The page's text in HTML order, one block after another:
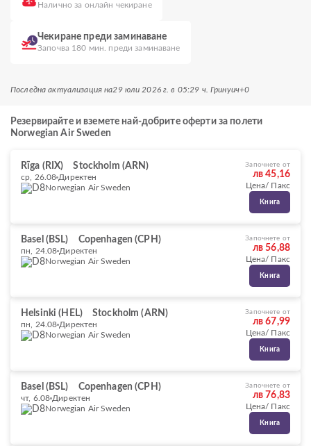
Налично за онлайн чекиране
Чекиране преди заминаване
Започва 180 мин. преди заминаване
Последна актуализация на29 юли 2026 г. в 05:29 ч. Гринуич+0
Резервирайте и вземете най-добрите оферти за полети
Norwegian Air Sweden
Rīga (RIX) Stockholm (ARN)
ср, 26.08 Директен
Norwegian Air Sweden
Започнете от
лв 45,16
Цена/ Пакс
Книга
Basel (BSL) Copenhagen (CPH)
пн, 24.08 Директен
Norwegian Air Sweden
Започнете от
лв 56,88
Цена/ Пакс
Книга
Helsinki (HEL) Stockholm (ARN)
пн, 24.08 Директен
Norwegian Air Sweden
Започнете от
лв 67,99
Цена/ Пакс
Книга
Basel (BSL) Copenhagen (CPH)
чт, 6.08 Директен
Norwegian Air Sweden
Започнете от
лв 76,83
Цена/ Пакс
Книга